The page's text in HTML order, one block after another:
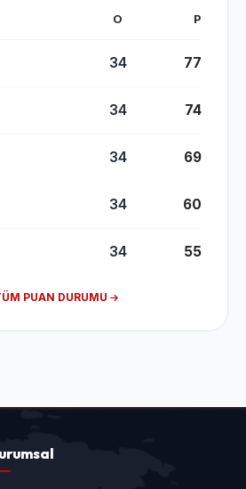
O P
34 77
34 74
34 69
34 60
34 55
PUAN DURUMU